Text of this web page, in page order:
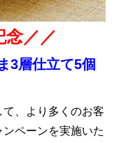
念／／
3層仕立て5個
、より多くのお客
ンペーンを実施いた